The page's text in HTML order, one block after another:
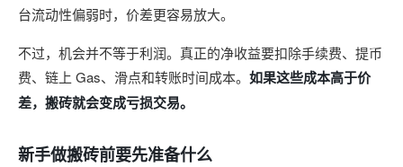
台流动性偏弱时，价差更容易放大。
不过，机会并不等于利润。真正的净收益要扣除手续费、提币
费、链上 Gas、滑点和转账时间成本。 如果这些成本高于价
差，搬砖就会变成亏损交易。
新手做搬砖前要先准备什么